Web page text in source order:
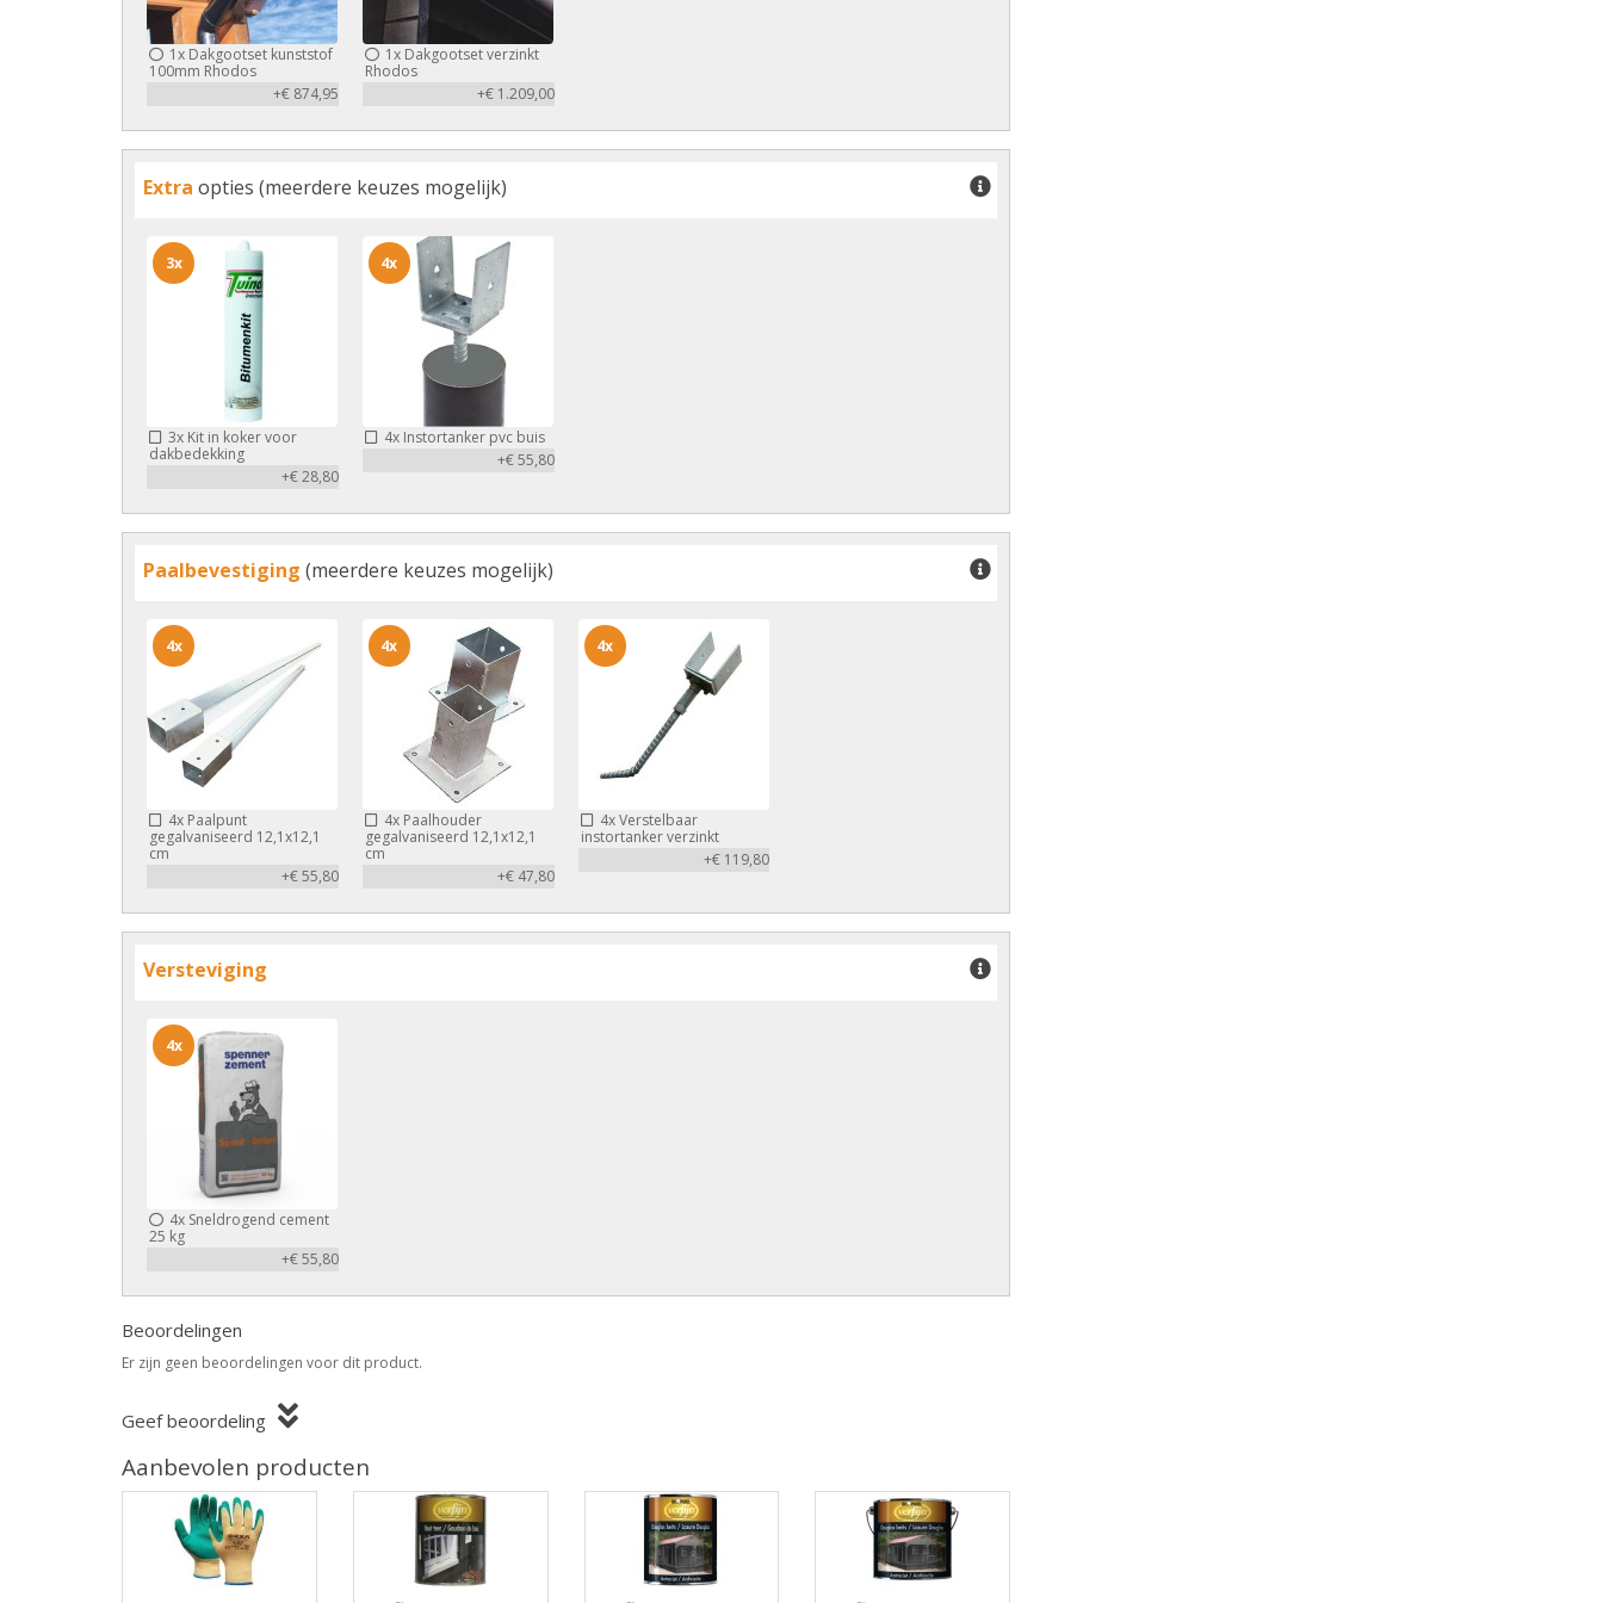
1x Dakgootset kunststof
100mm Rhodos
+€ 874,95
1xDakgootset verzinkt
Rhodos
+€ 1.209,00
Extra opties (meerdere keuzes mogelijk)
3x Kit in koker voor
dakbedekking
+€ 28,80
3x
4xInstortanker pvc buis
+€ 55,80
4x
Paalbevestiging (meerdere keuzes mogelijk)
4x Paalpunt
gegalvaniseerd 12,1x12,1
cm
+€ 55,80
4x
4xPaalhouder
gegalvaniseerd 12,1x12,1
cm
+€ 47,80
4x
4xVerstelbaar
instortanker verzinkt
+€ 119,80
4x
Versteviging
4x Sneldrogend cement
25 kg
+€ 55,80
4x
Beoordelingen
Er zijn geen beoordelingen voor dit product.
Geef beoordeling
Aanbevolen producten